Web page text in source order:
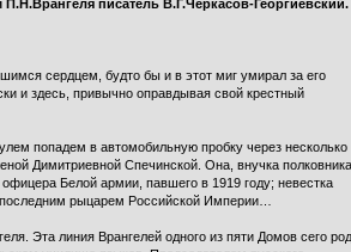
писатель В.Г.Черкасов-Георгиевский.
сердцем, будто бы и в этот миг умирал за его
и здесь, привычно оправдывая свой крестный
попадем в автомобильную пробку через несколько
Димитриевной Спечинской. Она, внучка полковника
Белой армии, павшего в 1919 году; невестка
рыцарем Российской Империи…
Эта линия Врангелей одного из пяти Домов сего